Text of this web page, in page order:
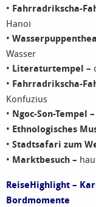
• Fahrradrikscha-
Hanoi
•
Wasser
• Literaturtempel –
• Fahrradrikscha-
Konfuzius
• Ngoc-Son-Tempel –
• Ethnologisches
• Stadtsafari zum
• Marktbesuch –
ReiseHighlight –
Bordmomente